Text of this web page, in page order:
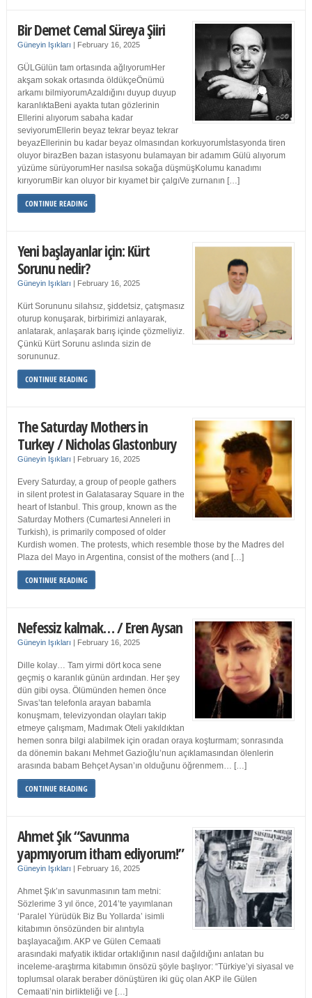
Bir Demet Cemal Süreya Şiiri
Güneyin Işıkları | February 16, 2025
GÜLGülün tam ortasında ağlıyorumHer
akşam sokak ortasında öldükçeÖnümü
arkamı bilmiyorumAzaldığını duyup duyup
karanlıktaBeni ayakta tutan gözlerinin
Ellerini alıyorum sabaha kadar
seviyorumEllerin beyaz tekrar beyaz tekrar
beyazEllerinin bu kadar beyaz olmasından korkuyorumİstasyonda tiren
oluyor birazBen bazan istasyonu bulamayan bir adamım Gülü alıyorum
yüzüme sürüyorumHer nasılsa sokağa düşmüşKolumu kanadımı
kırıyorumBir kan oluyor bir kıyamet bir çalgıVe zurnanın […]
CONTINUE READING
Yeni başlayanlar için: Kürt
Sorunu nedir?
Güneyin Işıkları | February 16, 2025
Kürt Sorununu silahsız, şiddetsiz, çatışmasız
oturup konuşarak, birbirimizi anlayarak,
anlatarak, anlaşarak barış içinde çözmeliyiz.
Çünkü Kürt Sorunu aslında sizin de
sorununuz.
CONTINUE READING
The Saturday Mothers in
Turkey / Nicholas Glastonbury
Güneyin Işıkları | February 16, 2025
Every Saturday, a group of people gathers
in silent protest in Galatasaray Square in the
heart of Istanbul. This group, known as the
Saturday Mothers (Cumartesi Anneleri in
Turkish), is primarily composed of older
Kurdish women. The protests, which resemble those by the Madres del
Plaza del Mayo in Argentina, consist of the mothers (and […]
CONTINUE READING
Nefessiz kalmak… / Eren Aysan
Güneyin Işıkları | February 16, 2025
Dille kolay… Tam yirmi dört koca sene
geçmiş o karanlık günün ardından. Her şey
dün gibi oysa. Ölümünden hemen önce
Sıvas’tan telefonla arayan babamla
konuşmam, televizyondan olayları takip
etmeye çalışmam, Madımak Oteli yakıldıktan
hemen sonra bilgi alabilmek için oradan oraya koşturmam; sonrasında
da dönemin bakanı Mehmet Gazioğlu’nun açıklamasından ölenlerin
arasında babam Behçet Aysan’ın olduğunu öğrenmem… […]
CONTINUE READING
Ahmet Şık “Savunma
yapmıyorum itham ediyorum!”
Güneyin Işıkları | February 16, 2025
Ahmet Şık’ın savunmasının tam metni:
Sözlerime 3 yıl önce, 2014’te yayımlanan
‘Paralel Yürüdük Biz Bu Yollarda’ isimli
kitabımın önsözünden bir alıntıyla
başlayacağım. AKP ve Gülen Cemaati
arasındaki mafyatik iktidar ortaklığının nasıl dağıldığını anlatan bu
inceleme-araştırma kitabımın önsözü şöyle başlıyor: “Türkiye’yi siyasal ve
toplumsal olarak beraber dönüştüren iki güç olan AKP ile Gülen
Cemaati’nin birlikteliği ve […]